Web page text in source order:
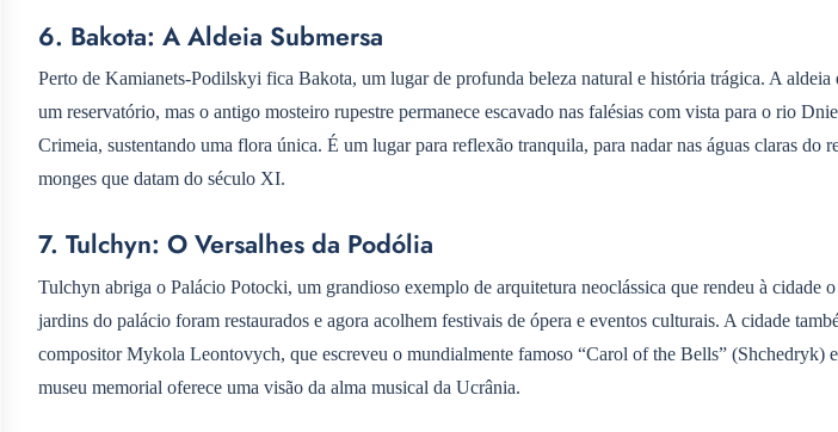
6. Bakota: A Aldeia Submersa
Perto de Kamianets-Podilskyi fica Bakota, um lugar de profunda beleza natural e história trágica. A
um reservatório, mas o antigo mosteiro rupestre permanece escavado nas falésias com vista para o rio
Crimeia, sustentando uma flora única. É um lugar para reflexão tranquila, para nadar nas águas claras do
monges que datam do século XI.
7. Tulchyn: O Versalhes da Podólia
Tulchyn abriga o Palácio Potocki, um grandioso exemplo de arquitetura neoclássica que rendeu à cidade
jardins do palácio foram restaurados e agora acolhem festivais de ópera e eventos culturais. A cidade
compositor Mykola Leontovych, que escreveu o mundialmente famoso “Carol of the Bells” (Shchedryk)
museu memorial oferece uma visão da alma musical da Ucrânia.